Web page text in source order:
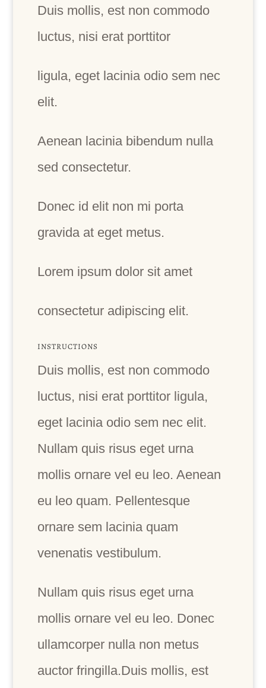
Duis mollis, est non commodo
luctus, nisi erat porttitor
ligula, eget lacinia odio sem nec
elit.
Aenean lacinia bibendum nulla
sed consectetur.
Donec id elit non mi porta
gravida at eget metus.
Lorem ipsum dolor sit amet
consectetur adipiscing elit.
INSTRUCTIONS
Duis mollis, est non commodo
luctus, nisi erat porttitor ligula,
eget lacinia odio sem nec elit.
Nullam quis risus eget urna
mollis ornare vel eu leo. Aenean
eu leo quam. Pellentesque
ornare sem lacinia quam
venenatis vestibulum.
Nullam quis risus eget urna
mollis ornare vel eu leo. Donec
ullamcorper nulla non metus
auctor fringilla.Duis mollis, est